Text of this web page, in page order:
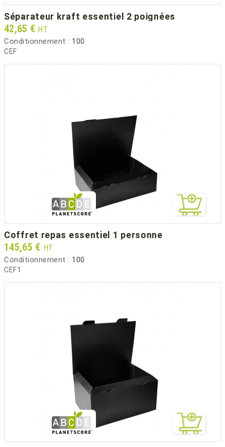
séparateur kraft essentiel 2 poignées
Prix
42,65 € HT
Conditionnement : 100
CEF
coffret repas essentiel 1 personne
Prix
145,65 € HT
Conditionnement : 100
CEF1